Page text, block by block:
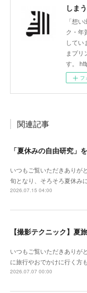
しま
「想
ク・年
してい
まプリ
す。
フ
関連記事
いつもご覧いただきありが
旬となり、そろそろ夏休み
2026.07.15 04:00
いつもご覧いただきあり
に旅行やおでかけに行く方
2026.07.07 00:00